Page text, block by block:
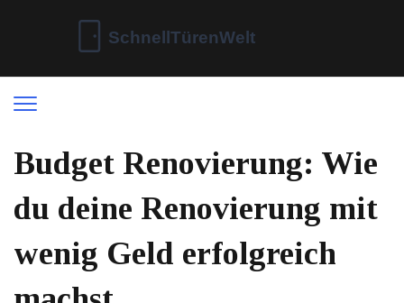
Budget Renovierung: Wie
du deine Renovierung mit
wenig Geld erfolgreich